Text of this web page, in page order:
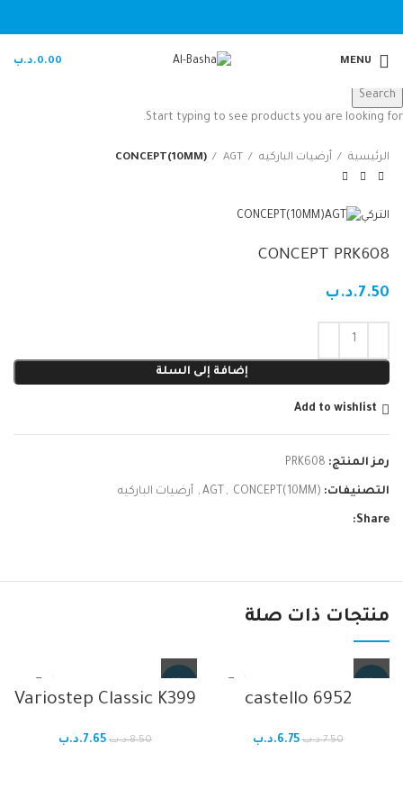
MENU
0.00.د.ب
الرئيسية أرضيات الباركيه AGT
CONCEPT(10MM)
التركي CONCEPT(10MM)
CONCEPT PRK608
7.50.د.ب
إضافة إلى السلة
Add to wishlist
رمز المنتج: PRK608
التصنيفات: AGT , CONCEPT(10MM)
, أرضيات الباركيه
Share:
منتجات ذات صلة
castello 6952
7.50.د.ب 6.75.د.ب
Variostep Classic K399
8.50.د.ب 7.65.د.ب
Search
Start typing to see products you are looking for.